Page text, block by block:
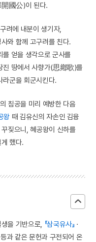
國公)이 된다.
려에 내분이 생기자,
와 함께 고구려를 친다.
를 얻을 생각으로 군사를
진 땅에서 사향가(思鄕歌)를
라군을 회군시킨다.
침공을 미리 예방한 다음
왕 때 김유신의 자손인 김융
짖으니, 혜공왕이 신하를
했다.
을 기반으로, 『삼국유사』 ·
등과 같은 문헌과 구전되어 온